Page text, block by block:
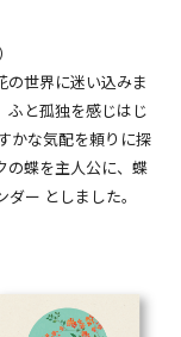
の世界に迷い込みま
ふと孤独を感じはじ
かな気配を頼りに探
の蝶を主人公に、蝶
ー としました。